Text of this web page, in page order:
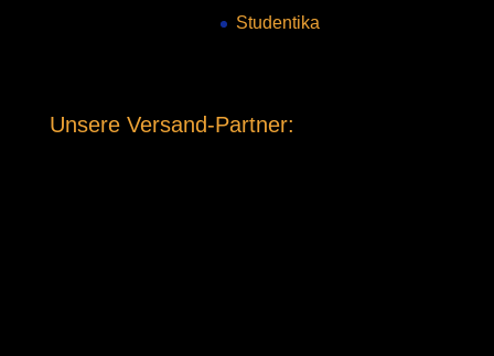
Studentika
Unsere Versand-Partner: